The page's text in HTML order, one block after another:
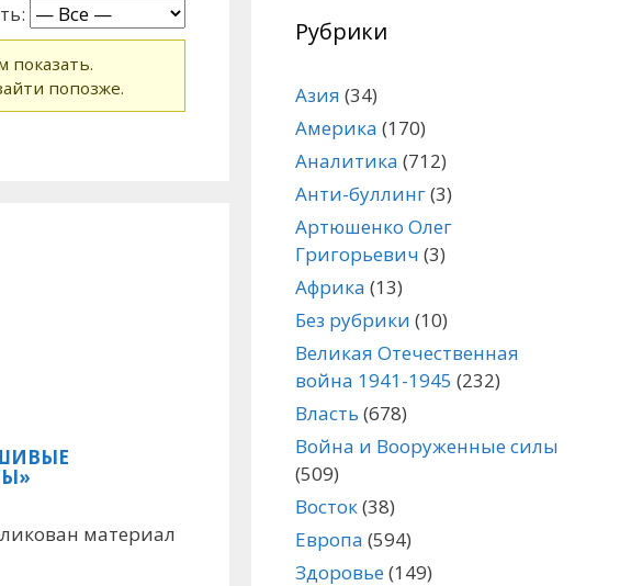
показать.
попозже.
материал
Рубрики
Азия (34)
Америка (170)
Аналитика (712)
Анти-буллинг(3)
Артюшенко Олег
Григорьевич (3)
Африка (13)
Без рубрики (10)
Великая Отечественная
война 1941-1945 (232)
Власть (678)
Война и Вооруженные силы
(509)
Восток(38)
Европа (594)
Здоровье(149)